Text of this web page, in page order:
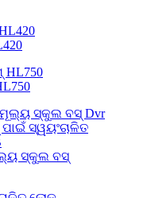
ସ୍କୁଲ ବସ୍